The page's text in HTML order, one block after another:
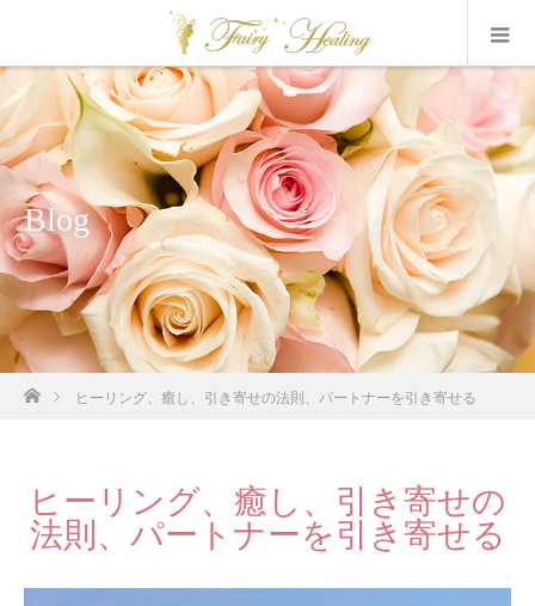
Blog
ホームヒーリング、癒し、引き寄せの法則、パートナーを引き寄せる
ヒーリング、癒し、引き寄せの
法則、パートナーを引き寄せる